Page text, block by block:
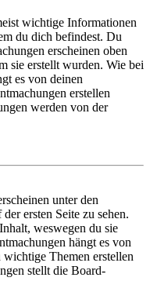
wichtige Informationen
du dich befindest. Du
erscheinen oben
sie erstellt wurden. Wie bei
es von deinen
erstellen
werden von der
unter den
ersten Seite zu sehen.
weswegen du sie
hängt es von
Themen erstellen
stellt die Board-